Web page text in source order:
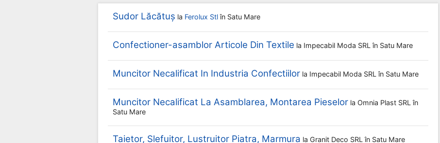
Sudor Lăcătuș la Ferolux Stl în Satu Mare
Confectioner-asamblor Articole Din Textile la Impecabil Moda SRL în Satu Mare
Muncitor Necalificat In Industria Confectiilor la Impecabil Moda SRL în Satu Mare
Muncitor Necalificat La Asamblarea, Montarea Pieselor la Omnia Plast SRL în
Satu Mare
Taietor, Slefuitor, Lustruitor Piatra, Marmura la Granit Deco SRL în Satu Mare